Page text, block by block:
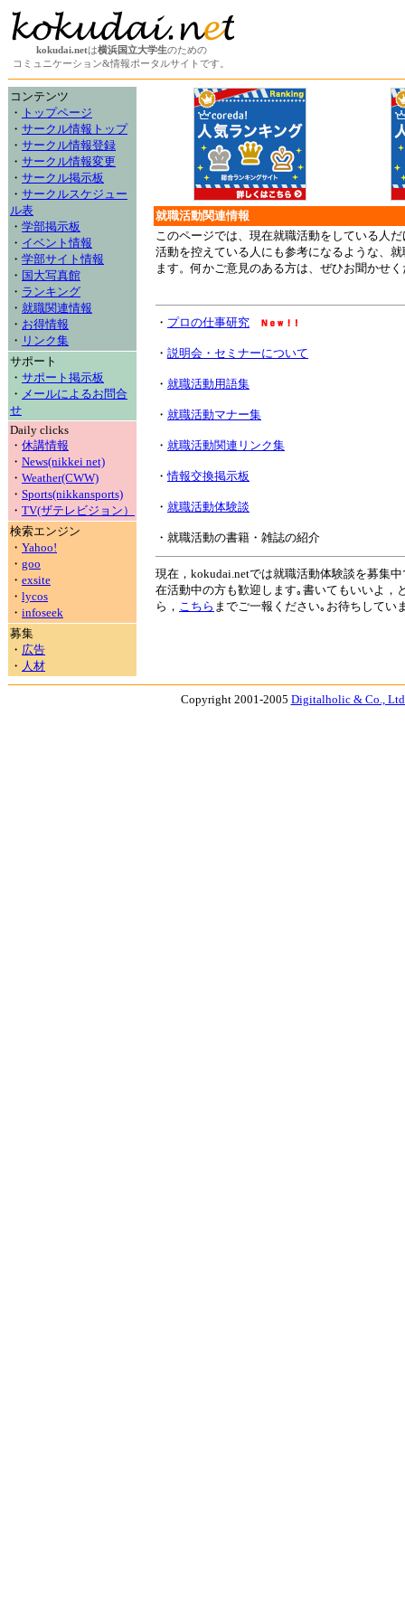
kokudai.netは横浜国立大学生のための
コミュニケーション&情報ポータルサイトです。
コンテンツ
・ トップページ
・ サークル情報トップ
・ サークル情報登録
・ サークル情報変更
・ サークル掲示板
・ サークルスケジュー
ル表
・ 学部掲示板
・ イベント情報
・ 学部サイト情報
・ 国大写真館
・ ランキング
・ 就職関連情報
・ お得情報
・ リンク集
サポート
・ サポート掲示板
・ メールによるお問合
せ
Daily clicks
・ 休講情報
・ News(nikkei net)
・ Weather(CWW)
・ Sports(nikkansports)
・ TV(ザテレビジョン）
検索エンジン
・ Yahoo!
・ goo
・ exsite
・ lycos
・ infoseek
募集
・ 広告
・ 人材
就職活動関連情報
このページでは、現在就職活動をしている人
活動を控えている人にも参考になるような、
ます。何かご意見のある方は、ぜひお聞かせ
・ プロの仕事研究
・ 説明会・セミナーについて
・ 就職活動用語集
・ 就職活動マナー集
・ 就職活動関連リンク集
・情報交換掲示板
・ 就職活動体験談
・就職活動の書籍・雑誌の紹介
現在，kokudai.netでは就職活動体験談を募集
在活動中の方も歓迎します｡書いてもいいよ，
ら， こちら までご一報ください｡お待ちしてい
Copyright 2001-2005 Digitalholic & Co.,